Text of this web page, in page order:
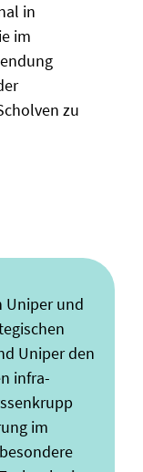
in
im
zu
Uniper und
Uniper den
infra-
im